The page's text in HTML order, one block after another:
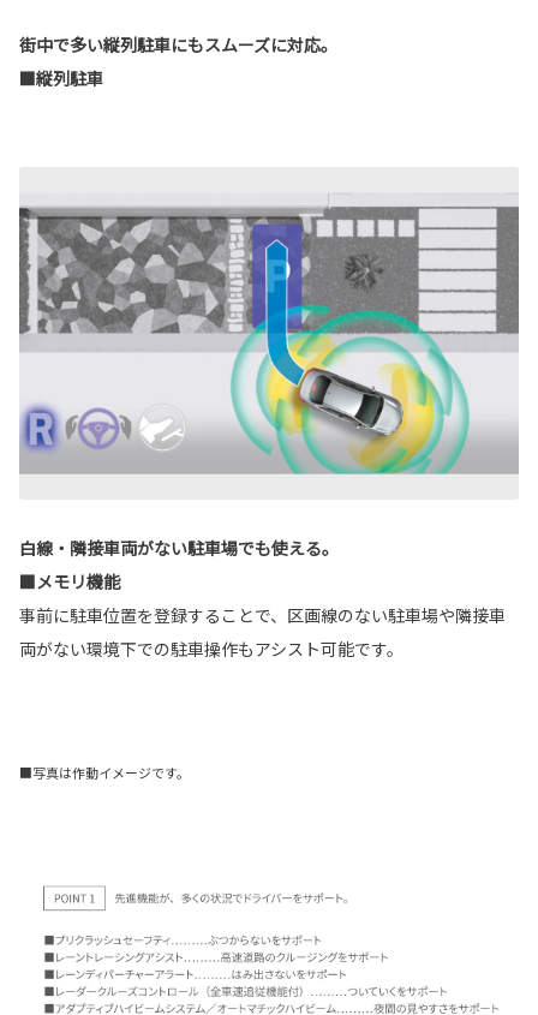
街中で多い縦列駐車にもスムーズに対応。
■縦列駐車
白線・隣接車両がない駐車場でも使える。
■メモリ機能
事前に駐車位置を登録することで、区画線のない駐車場や隣接車
両がない環境下での駐車操作もアシスト可能です。
■写真は作動イメージです。